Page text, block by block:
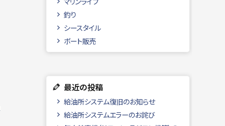
釣り
シースタイル
ボート販売
最近の投稿
給油所システム復旧のお知らせ
給油所システムエラーのお詫び